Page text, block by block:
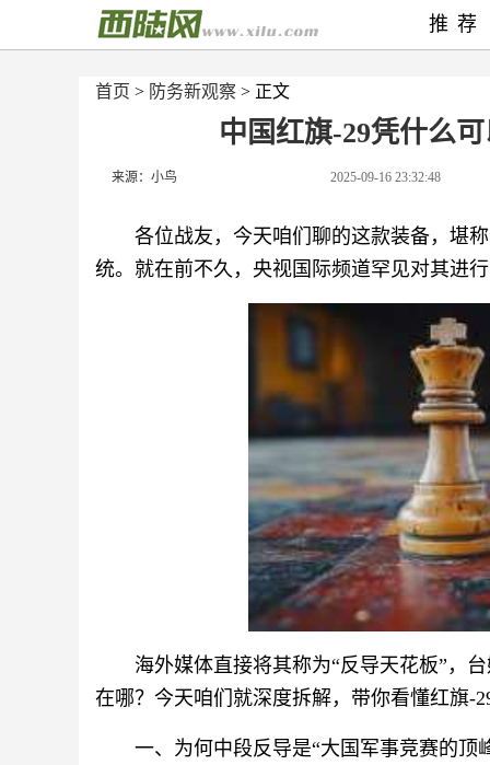
首页 > 防务新观察 > 正文
中国红旗-29凭什么
来源：小鸟 2025-09-16 23:32:48
各位战友，今天咱们聊的这款装备，堪
统。就在前不久，央视国际频道罕见对其进
海外媒体直接将其称为“反导天花板”，
在哪？今天咱们就深度拆解，带你看懂红旗-
一、为何中段反导是“大国军事竞赛的顶
推荐